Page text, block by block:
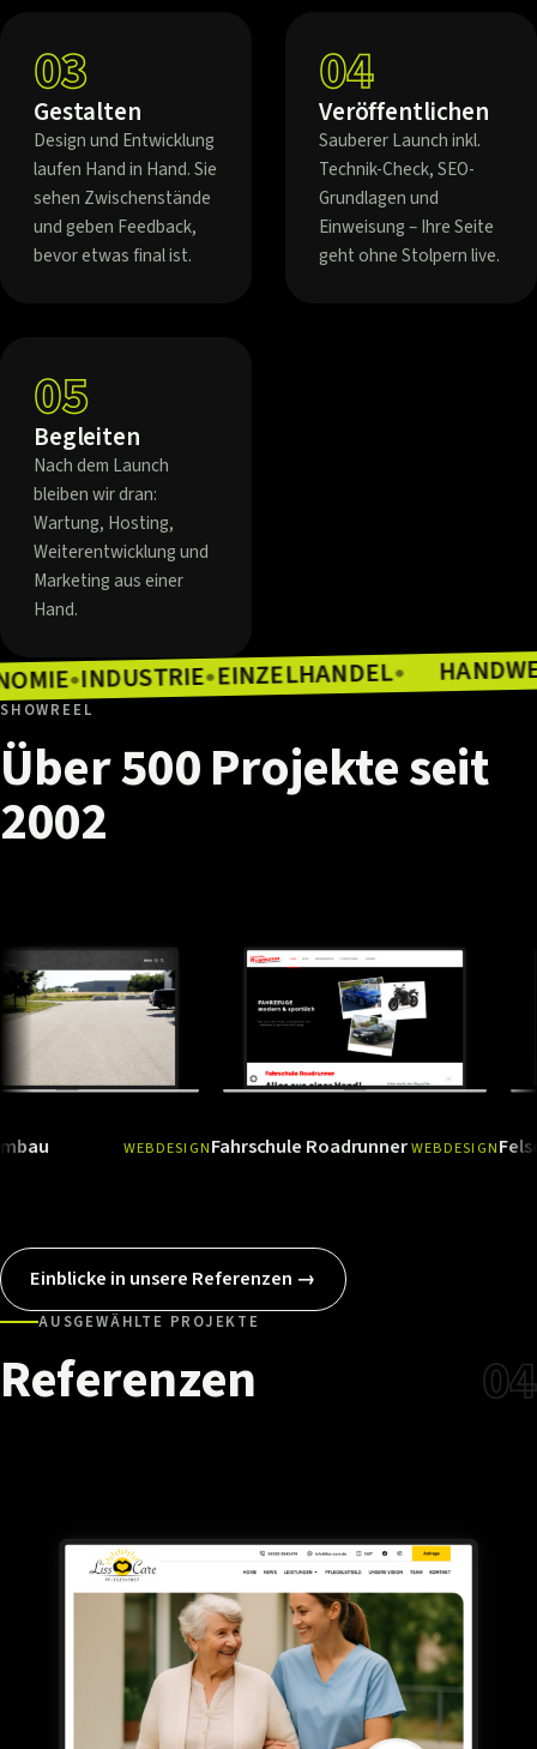
03
Gestalten
Design und Entwicklung
laufen Hand in Hand. Sie
sehen Zwischenstände
und geben Feedback,
bevor etwas final ist.
04
Veröffentlichen
Sauberer Launch inkl.
Technik-Check, SEO-
Grundlagen und
Einweisung – Ihre Seite
geht ohne Stolpern live.
05
Begleiten
Nach dem Launch
bleiben wir dran:
Wartung, Hosting,
Weiterentwicklung und
Marketing aus einer
Hand.
●INDUSTRIE●EINZELHANDEL●
SHOWREEL
Über500Projekteseit
2002
WEBDESIGN Ansehen→
Fahrschule Roadrunner WEBDESIGN Ansehen
Einblicke in unsere Referenzen →
AUSGEWÄHLTE PROJEKTE
Referenzen 04